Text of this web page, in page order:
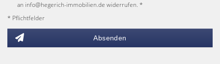
an info@hegerich-immobilien.de widerrufen. *
* Pflichtfelder
Absenden